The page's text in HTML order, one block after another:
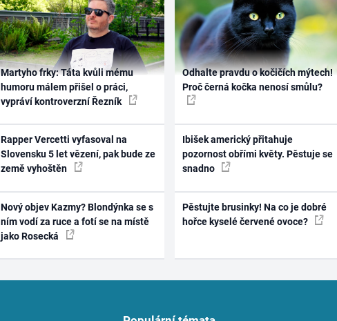
Martyho frky: Táta kvůli mému
humoru málem přišel o práci,
vypráví kontroverzní Řezník
Rapper Vercetti vyfasoval na
Slovensku 5 let vězení, pak bude ze
země vyhoštěn
Nový objev Kazmy? Blondýnka se s
ním vodí za ruce a fotí se na místě
jako Rosecká
Odhalte pravdu o kočičích mýtech!
Proč černá kočka nenosí smůlu?
Ibišek americký přitahuje
pozornost obřími květy. Pěstuje se
snadno
Pěstujte brusinky! Na co je dobré
hořce kyselé červené ovoce?